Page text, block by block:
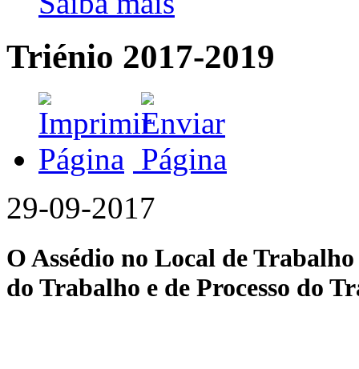
Triénio 2017-2019
29-09-2017
O Assédio no Local de Trabalho
do Trabalho e de Processo do